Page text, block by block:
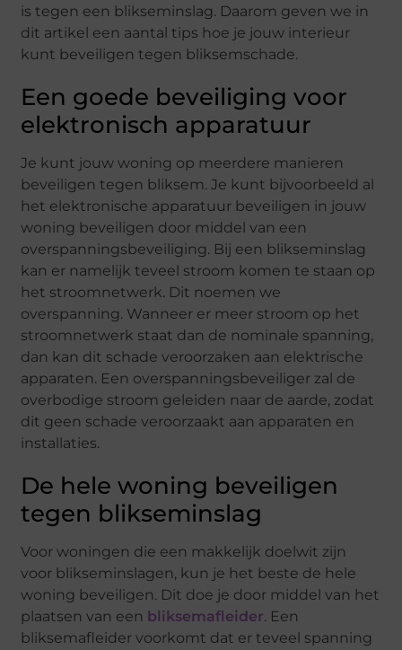
is tegen een blikseminslag. Daarom geven we in
dit artikel een aantal tips hoe je jouw interieur
kunt beveiligen tegen bliksemschade.
Een goede beveiliging voor
elektronisch apparatuur
Je kunt jouw woning op meerdere manieren
beveiligen tegen bliksem. Je kunt bijvoorbeeld al
het elektronische apparatuur beveiligen in jouw
woning beveiligen door middel van een
overspanningsbeveiliging. Bij een blikseminslag
kan er namelijk teveel stroom komen te staan op
het stroomnetwerk. Dit noemen we
overspanning. Wanneer er meer stroom op het
stroomnetwerk staat dan de nominale spanning,
dan kan dit schade veroorzaken aan elektrische
apparaten. Een overspanningsbeveiliger zal de
overbodige stroom geleiden naar de aarde, zodat
dit geen schade veroorzaakt aan apparaten en
installaties.
De hele woning beveiligen
tegen blikseminslag
Voor woningen die een makkelijk doelwit zijn
voor blikseminslagen, kun je het beste de hele
woning beveiligen. Dit doe je door middel van het
plaatsen van een bliksemafleider. Een
bliksemafleider voorkomt dat er teveel spanning